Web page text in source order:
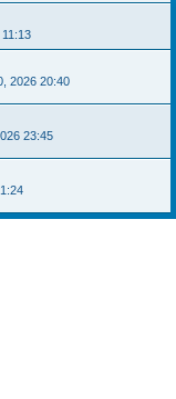
2026 20:40
23:45